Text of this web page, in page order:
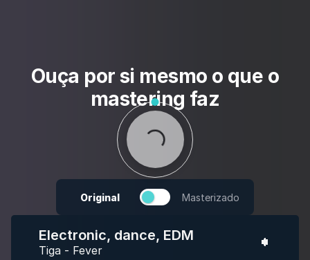
Ouça por si mesmo o que o
mastering faz
Original Masterizado
Electronic, dance, EDM
Tiga - Fever